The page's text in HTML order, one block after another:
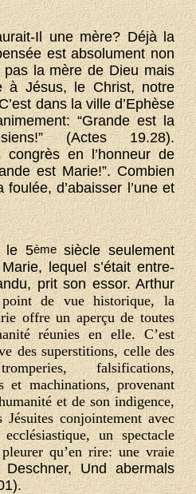
Il une mère? Déjà la
est absolument non
pas la mère de Dieu mais
à Jésus, le Christ, notre
dans la ville d’Ephèse
“Grande est la
(Actes 19.28).
congrès en l’honneur de
est Marie!”. Combien
d’abaisser l’une et
le 5èmesiècle seulement
lequel s’était entre-
prit son essor. Arthur
de vue historique, la
offre un aperçu de toutes
réunies en elle. C’est
des superstitions, celle des
falsifications,
et machinations, provenant
et de son indigence,
conjointement avec
un spectacle
qu’en rire: une vraie
Und abermals